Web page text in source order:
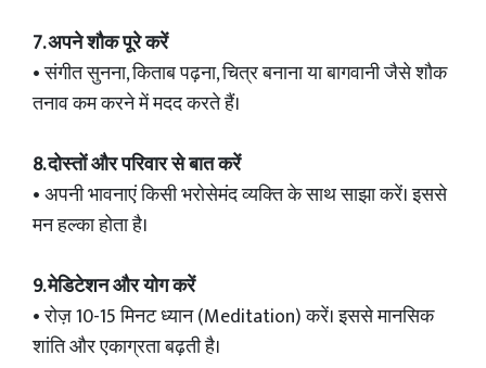
7. अपने शौक पूरे करें
• संगीत सुनना, किताब पढ़ना, चित्र बनाना या बागवानी जैसे शौक
तनाव कम करने में मदद करते हैं।
8. दोस्तों और परिवार से बात करें
• अपनी भावनाएं किसी भरोसेमंद व्यक्ति के साथ साझा करें। इससे
मन हल्का होता है।
9. मेडिटेशन और योग करें
• रोज़ 10-15 मिनट ध्यान (Meditation) करें। इससे मानसिक
शांति और एकाग्रता बढ़ती है।